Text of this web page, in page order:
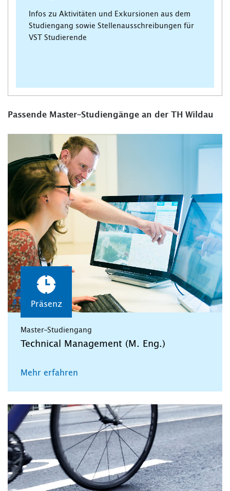
Infos zu Aktivitäten und Exkursionen aus dem
Studiengang sowie Stellenausschreibungen für
VST Studierende
Passende Master-Studiengänge an der TH Wildau
Präsenz
Master-Studiengang
Technical Management (M. Eng.)
Mehr erfahren